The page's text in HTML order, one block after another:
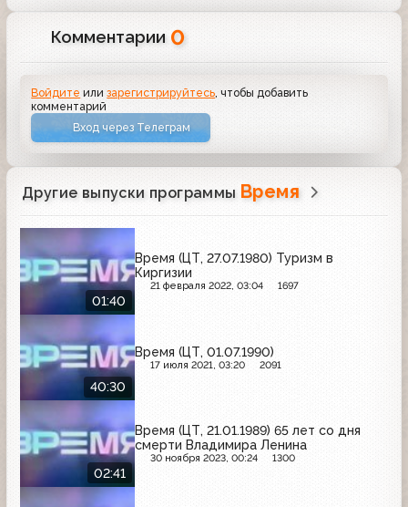
Комментарии 0
Войдите илизарегистрируйтесь , чтобы добавить
комментарий
Вход через Телеграм
Другие выпуски программы Время
01:40
Время (ЦТ, 27.07.1980) Туризм в
Киргизии
21 февраля 2022, 03:04 1697
40:30
Время (ЦТ, 01.07.1990)
17 июля 2021, 03:20 2091
02:41
Время (ЦТ, 21.01.1989) 65 лет со дня
смерти Владимира Ленина
30 ноября 2023, 00:24 1300